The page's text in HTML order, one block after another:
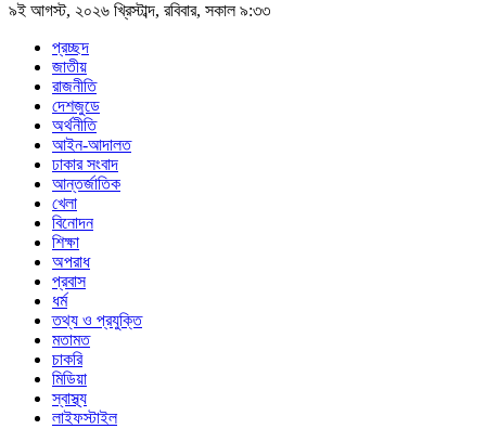
৯ই আগস্ট, ২০২৬ খ্রিস্টাব্দ, রবিবার, সকাল ৯:৩৩
প্রচ্ছদ
জাতীয়
রাজনীতি
দেশজুডে
অর্থনীতি
আইন-আদালত
ঢাকার সংবাদ
আন্তর্জাতিক
খেলা
বিনোদন
শিক্ষা
অপরাধ
প্রবাস
ধর্ম
তথ্য ও প্রযুক্তি
মতামত
চাকরি
মিডিয়া
স্বাস্থ্য
লাইফস্টাইল